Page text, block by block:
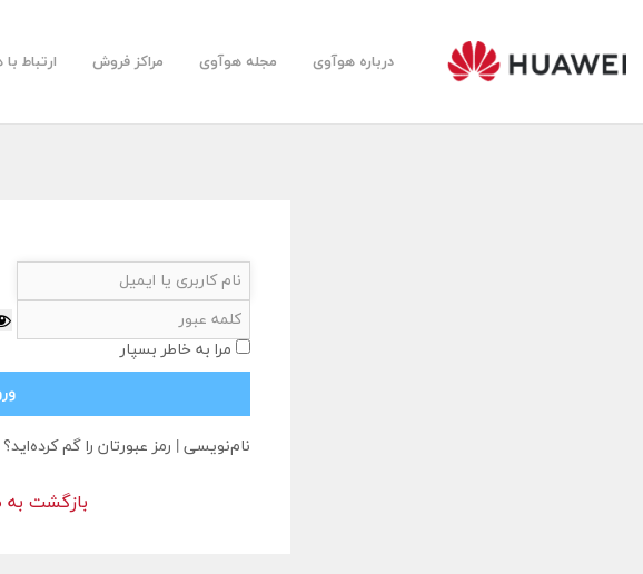
درباره هوآوی مجله هوآوی مراکز فروش ارتباط
مرا به خاطر بسپار
نام‌نویسی | رمز عبورتان را گم کرده‌اید؟
بازگشت